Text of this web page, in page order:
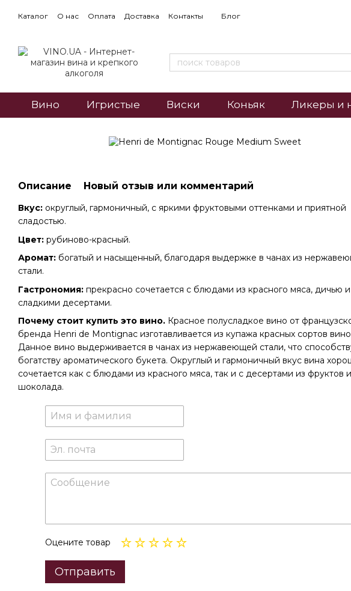
Каталог О нас Оплата Доставка Контакты Блог
Вино Игристые Виски Коньяк Ликеры и
Описание Новый отзыв или комментарий
Вкус: округлый, гармоничный, с яркими фруктовыми оттенками и приятной
сладостью.
Цвет: рубиново-красный.
Аромат: богатый и насыщенный, благодаря выдержке в чанах из
стали.
Гастрономия: прекрасно сочетается с блюдами из красного мяса, дичью и
сладкими десертами.
Почему стоит купить это вино. Красное полусладкое вино от
бренда Henri de Montignac изготавливается из купажа красных сортов
Данное вино выдерживается в чанах из нержавеющей стали, что
богатству ароматического букета. Округлый и гармоничный вкус вина
сочетается как с блюдами из красного мяса, так и с десертами из фруктов
шоколада.
Оцените товар
Отправить